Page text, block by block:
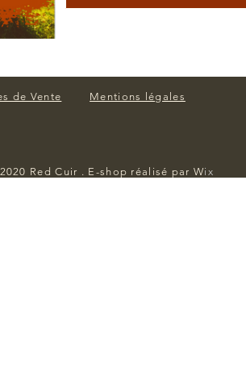
de Vente Mentions légales
Red Cuir . E-shop réalisé par Wix